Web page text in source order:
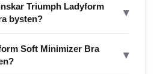
Triumph Ladyform
bysten?
▾
Soft Minimizer Bra
▾